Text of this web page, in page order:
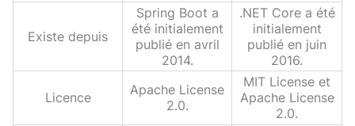
Existe depuis
Spring Boot a
été initialement
publié en avril
2014.
.NET Core a été
initialement
publié en juin
2016.
Licence
Apache License
2.0.
MIT License et
Apache License
2.0.